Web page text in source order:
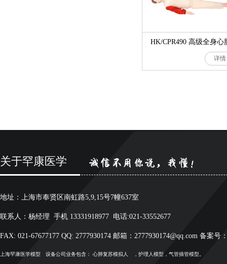
详情
关于罕康医学
地址：上海市奉贤区南虹路5,9,15号7幢637室
联系人：杨经理 手机 13331918977 电话:021-33552677
FAX: 021-67677177 QQ: 2777930174 邮箱：2777930174@qq.com 备案号
上海罕康医学模型 设备公司业务包含： 心肺复苏模拟人 ，护理人模型，气管插管模型。